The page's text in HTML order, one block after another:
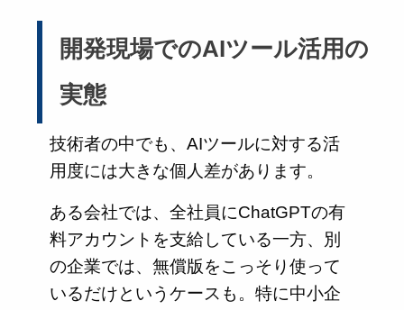
開発現場でのAIツール活用の
実態
技術者の中でも、AIツールに対する活
用度には大きな個人差があります。
ある会社では、全社員にChatGPTの有
料アカウントを支給している一方、別
の企業では、無償版をこっそり使って
いるだけというケースも。特に中小企